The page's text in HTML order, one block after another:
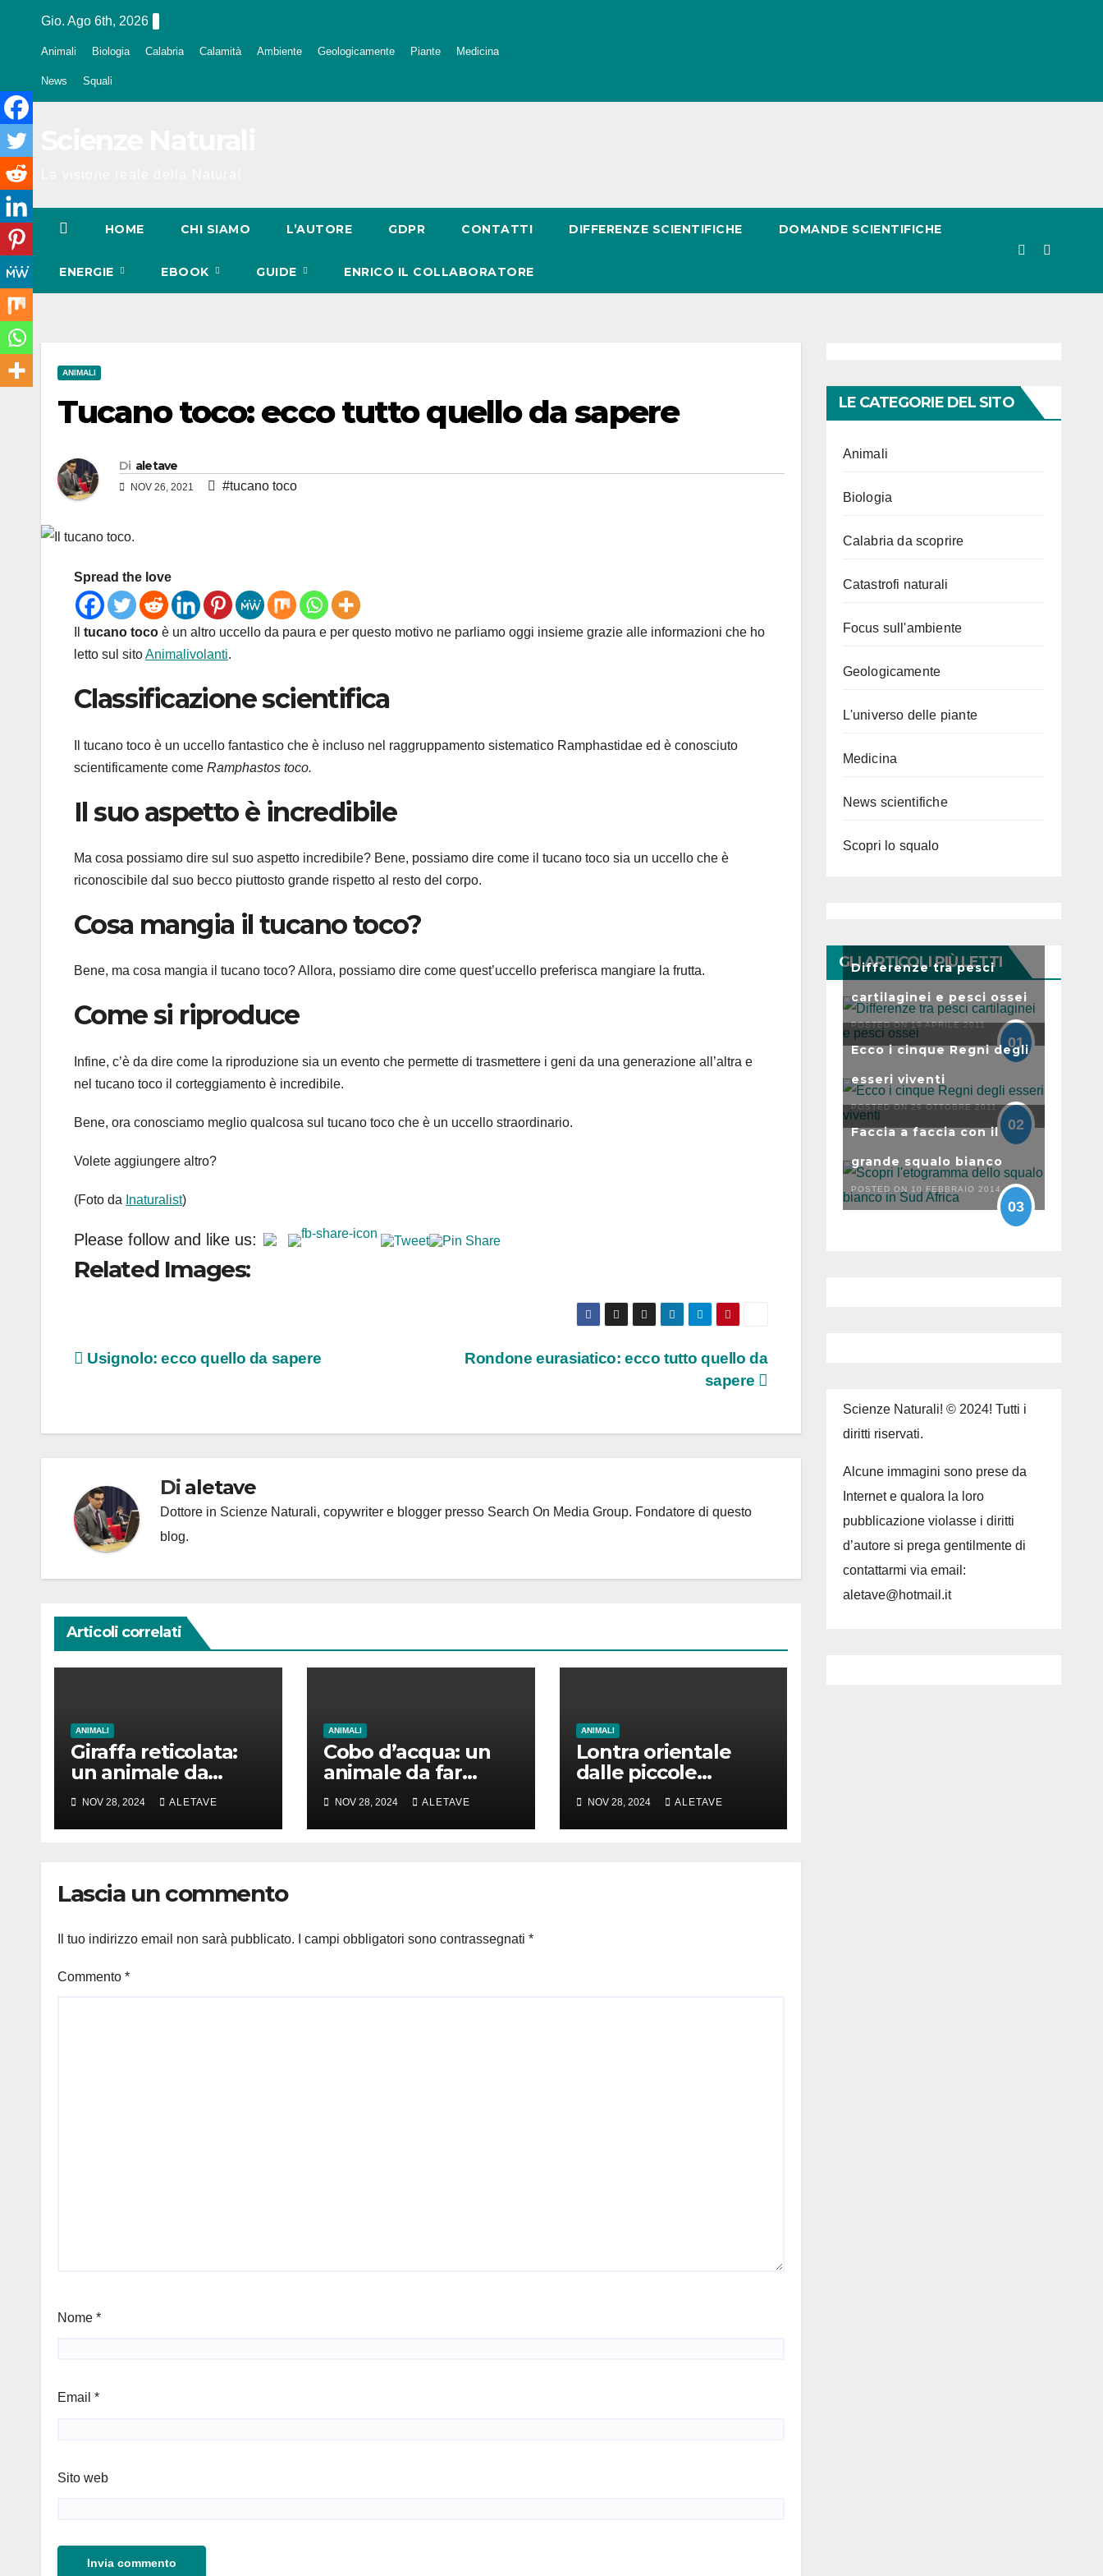
Gio. Ago 6th, 2026
Animali Biologia Calabria Calamità Ambiente Geologicamente Piante Medicina
News Squali
HOME CHI SIAMO L’AUTORE GDPR CONTATTI DIFFERENZE SCIENTIFICHE DOMANDE SCIENTIFICHE
ENERGIE EBOOK GUIDE ENRICO IL COLLABORATORE
ANIMALI
Tucano toco: ecco tutto quello da sapere
Di aletave
NOV 26, 2021 #tucano toco
Spread the love
tucano toco è un altro uccello da paura e per questo motivo ne parliamo oggi insieme grazie alle informazioni che ho
letto sul sitoAnimalivolanti.
Classificazione scientifica
Il tucano toco è un uccello fantastico che è incluso nel raggruppamento sistematico Ramphastidae ed è conosciuto
scientificamente come Ramphastos toco.
Il suo aspetto è incredibile
Ma cosa possiamo dire sul suo aspetto incredibile? Bene, possiamo dire come il tucano toco sia un uccello che è
riconoscibile dal suo becco piuttosto grande rispetto al resto del corpo.
Cosa mangia il tucano toco?
Bene, ma cosa mangia il tucano toco? Allora, possiamo dire come quest’uccello preferisca mangiare la frutta.
Come si riproduce
Infine, c’è da dire come la riproduzione sia un evento che permette di trasmettere i geni da una generazione all’altra e
nel tucano toco il corteggiamento è incredibile.
Bene, ora conosciamo meglio qualcosa sul tucano toco che è un uccello straordinario.
Volete aggiungere altro?
(Foto da Inaturalist)
Please follow and like us:
Related Images:
Navigazione
Rondone eurasiatico: ecco tutto quello da
sapere
Usignolo: ecco quello da sapere
Di aletave
Dottore in Scienze Naturali, copywriter e blogger presso Search On Media Group. Fondatore di questo
blog.
Articoli correlati
ANIMALI
Giraffa reticolata:
un animale da
amare
NOV 28, 2024 ALETAVE
ANIMALI
Cobo d’acqua: un
animale da far
girare la testa
NOV 28, 2024 ALETAVE
ANIMALI
Lontra orientale
dalle piccole
unghie: un vero
animale di cui
parlare
NOV 28, 2024 ALETAVE
Lascia un commento
Il tuo indirizzo email non sarà pubblicato. I campi obbligatori sono contrassegnati *
Commento *
Nome *
Email *
Sito web
LE CATEGORIE DEL SITO
Animali
Biologia
Calabria da scoprire
Catastrofi naturali
Focus sull'ambiente
Geologicamente
L'universo delle piante
Medicina
News scientifiche
Scopri lo squalo
GLI ARTICOLI PIÙ LETTI
Differenze tra pesci
cartilaginei e pesci ossei
POSTED ON 19 APRILE 2011
01
Ecco i cinque Regni degli
esseri viventi
POSTED ON 29 OTTOBRE 2011
02
Faccia a faccia con il
grande squalo bianco
POSTED ON 10 FEBBRAIO 2014
03
Scienze Naturali! © 2024! Tutti i
diritti riservati.
Alcune immagini sono prese da
Internet e qualora la loro
pubblicazione violasse i diritti
d’autore si prega gentilmente di
contattarmi via email:
aletave@hotmail.it